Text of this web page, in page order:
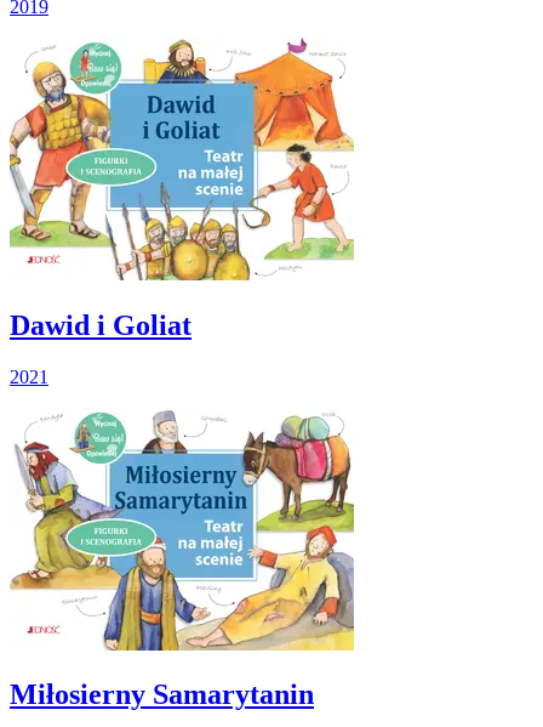
2019
Dawid i Goliat
2021
Miłosierny Samarytanin